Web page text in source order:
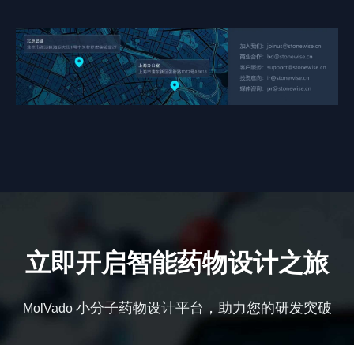
立即开启智能药物设计之旅
MolVado 小分子药物设计平台，助力您的研发突破